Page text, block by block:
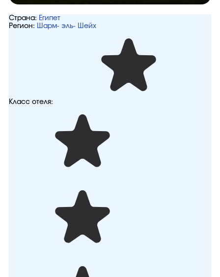
Страна: Египет
Регион: Шарм- эль- Шейх
Класс отеля: